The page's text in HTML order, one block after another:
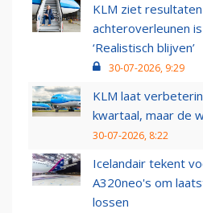
KLM ziet
achteroverleunen
‘Realistisch blijven’
30-07-2026, 9:29
KLM laat
kwartaal, maar de
30-07-2026, 8:22
Icelandair tekent
A320neo's om
lossen